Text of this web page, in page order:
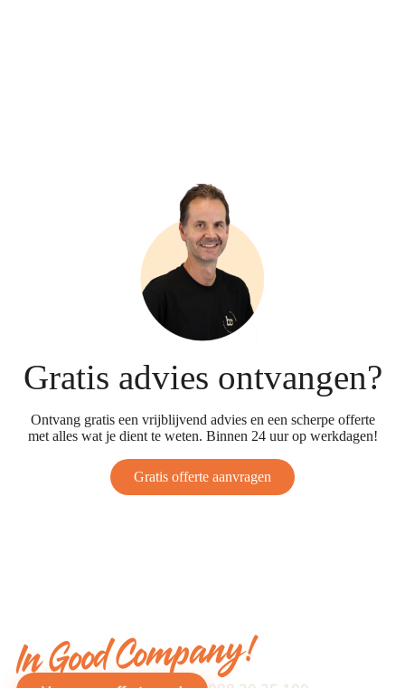
Gratis advies ontvangen?
Ontvang gratis een vrijblijvend advies en een scherpe offerte
met alles wat je dient te weten. Binnen 24 uur op werkdagen!
Gratis offerte aanvragen
In Good Company!